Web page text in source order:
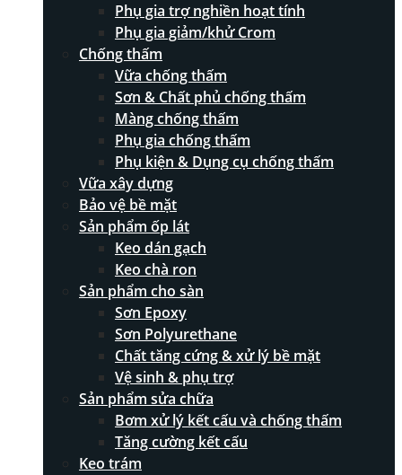
Phụ gia trợ nghiền hoạt tính
Phụ gia giảm/khử Crom
Chống thấm
Vữa chống thấm
Sơn & Chất phủ chống thấm
Màng chống thấm
Phụ gia chống thấm
Phụ kiện & Dụng cụ chống thấm
Vữa xây dựng
Bảo vệ bề mặt
Sản phẩm ốp lát
Keo dán gạch
Keo chà ron
Sản phẩm cho sàn
Sơn Epoxy
Sơn Polyurethane
Chất tăng cứng & xử lý bề mặt
Vệ sinh & phụ trợ
Sản phẩm sửa chữa
Bơm xử lý kết cấu và chống thấm
Tăng cường kết cấu
Keo trám